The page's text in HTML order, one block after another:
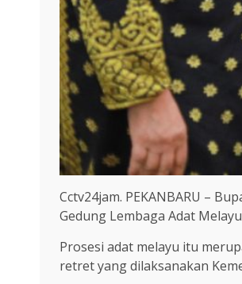
Cctv24jam. PEKANBARU –
Gedung Lembaga Adat
Prosesi adat melayu itu
retret yang dilaksanakan